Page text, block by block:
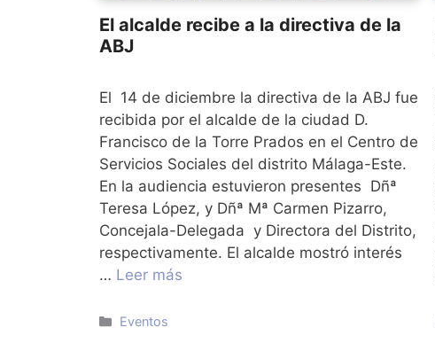
El alcalde recibe a la directiva de la
ABJ
El 14 de diciembre la directiva de la ABJ fue
recibida por el alcalde de la ciudad D.
Francisco de la Torre Prados en el Centro de
Servicios Sociales del distrito Málaga-Este.
En la audiencia estuvieron presentes Dñª
Teresa López, y Dñª Mª Carmen Pizarro,
Concejala-Delegada y Directora del Distrito,
respectivamente. El alcalde mostró interés
… Leer más
Categorías
Eventos